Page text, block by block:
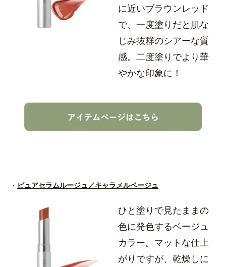
に近いブラウンレッド
で、一度塗りだと肌な
じみ抜群のシアーな質
感。二度塗りでより華
やかな印象に！
・ ピュアセラムルージュ／キャラメルベージュ
ひと塗りで見たままの
色に発色するベージュ
カラー。マットな仕上
がりですが、乾燥しに